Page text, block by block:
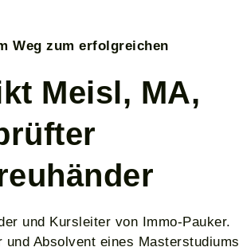
Weg zum erfolgreichen
Meisl, MA,
und Kursleiter von Immo-Pauker.
Absolvent eines Masterstudiums